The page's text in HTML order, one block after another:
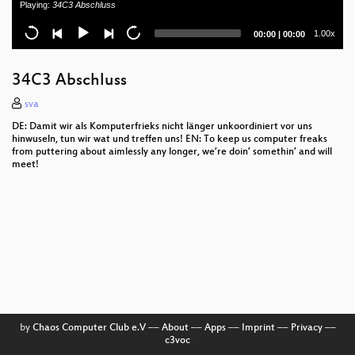
SCADA - Gateway to (s)hell
The Internet in Cuba: A Story of Community
Resilience
Uncertain Concern
Organisational Structures for Sustainable Free
Playing: 34C3 Abschluss
Current
00:00 | Total
00:00 1.00x
34C3 Abschluss
sva
DE: Damit wir als Komputerfrieks nicht länger unkoordiniert vor uns
hinwuseln, tun wir wat und treffen uns! EN: To keep us computer freaks
from puttering about aimlessly any longer, we’re doin’ somethin’ and will
meet!
by Chaos Computer Club e.V–– About–– Apps–– Imprint–– Privacy––
c3voc